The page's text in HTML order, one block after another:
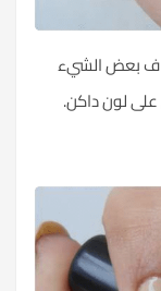
بعض الشيء
لون داكن.